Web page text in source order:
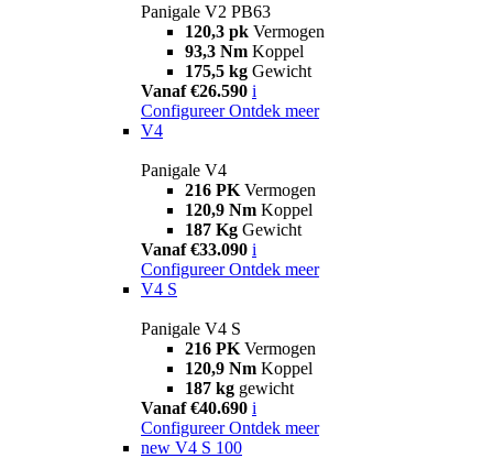
Panigale V2 PB63
120,3 pk Vermogen
93,3 Nm Koppel
175,5 kg Gewicht
Vanaf €26.590 i
Configureer Ontdek meer
V4
Panigale V4
216 PK Vermogen
120,9 Nm Koppel
187 Kg Gewicht
Vanaf €33.090 i
Configureer Ontdek meer
V4 S
Panigale V4 S
216 PK Vermogen
120,9 Nm Koppel
187 kg gewicht
Vanaf €40.690 i
Configureer Ontdek meer
new V4 S 100